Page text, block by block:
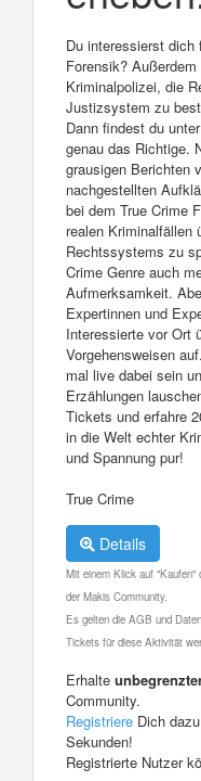
Du interessierst dich
Forensik?
Kriminalpolizei, die
Justizsystem zu
Dann findest du
genau das Richtige.
grausigen Berichten
nachgestellten
bei dem True Crime
realen Kriminalfällen
Rechtssystems zu
Crime Genre auch
Aufmerksamkeit.
Expertinnen und
Interessierte vor Ort
Vorgehensweisen
mal live dabei sein
Erzählungen
Tickets und erfahre
in die Welt echter
und Spannung pur!
True Crime
Details
Mit einem Klick auf "Kaufen"
der Makis Community.
Es gelten die AGB und
Tickets für diese Aktivität
Erhalte
Community.
Registriere Dich
Sekunden!
Registrierte Nutzer